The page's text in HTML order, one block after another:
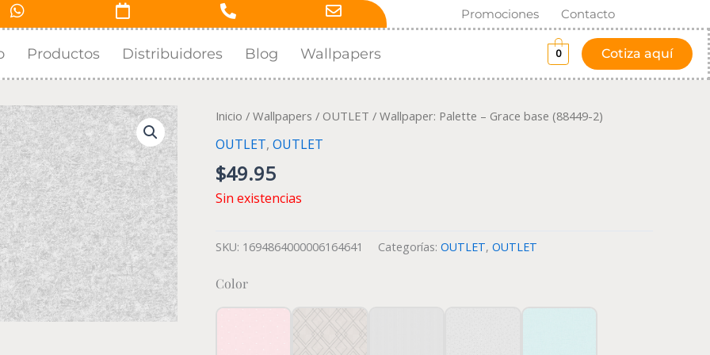
Promociones Contacto
Productos Distribuidores Blog Wallpapers 0 Cotiza aquí
Inicio / Wallpapers / OUTLET / Wallpaper: Palette – Grace base (88449-2)
OUTLET, OUTLET
$49.95
Sin existencias
SKU: 1694864000006164641 Categorías: OUTLET, OUTLET
Color